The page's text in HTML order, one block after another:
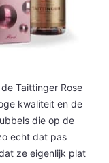
Taittinger Rose
kwaliteit en de
die op de
echt dat pas
ze eigenlijk plat